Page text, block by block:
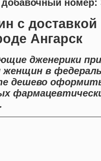
номер:
с доставкой
Ангарск
дженерики
женщин в
дешево